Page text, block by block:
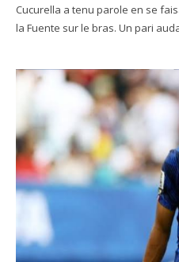
Cucurella a tenu parole en se
la Fuente sur le bras. Un pari